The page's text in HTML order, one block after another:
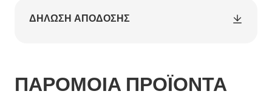
ΔΉΛΩΣΗ ΑΠΌΔΟΣΗΣ
ΠΑΡΟΜΟΙΑ ΠΡΟΪΟΝΤΑ